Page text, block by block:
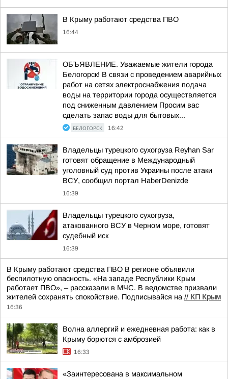
В Крыму работают средства ПВО
16:44
ОБЪЯВЛЕНИЕ. Уважаемые жители города
Белогорск! В связи с проведением аварийных
работ на сетях электроснабжения подача
воды на территории города осуществляется
под сниженным давлением Просим вас
сделать запас воды для бытовых...
БЕЛОГОРСК 16:42
Владельцы турецкого сухогруза Reyhan Sar
готовят обращение в Международный
уголовный суд против Украины после атаки
ВСУ, сообщил портал HaberDenizde
16:39
Владельцы турецкого сухогруза,
атакованного ВСУ в Черном море, готовят
судебный иск
16:39
В Крыму работают средства ПВО В регионе объявили
беспилотную опасность. «На западе Республики Крым
работает ПВО», – рассказали в МЧС. В ведомстве призвали
жителей сохранять спокойствие. Подписывайся на // КП Крым
16:36
Волна аллергий и ежедневная работа: как в
Крыму борются с амброзией
16:33
«Заинтересована в максимальном